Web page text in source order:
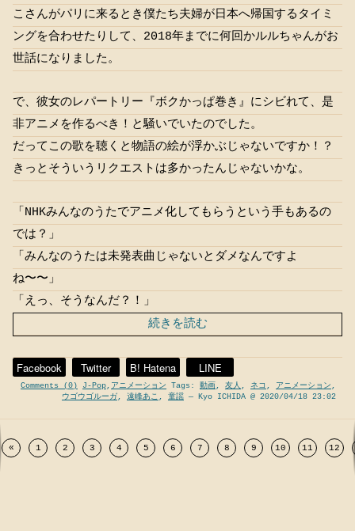
こさんがパリに来るとき僕たち夫婦が日本へ帰国するタイミ
ングを合わせたりして、2018年までに何回かルルちゃんがお
世話になりました。
で、彼女のレパートリー『ボクかっぱ巻き』にシビれて、是
非アニメを作るべき！と騒いでいたのでした。
だってこの歌を聴くと物語の絵が浮かぶじゃないですか！？
きっとそういうリクエストは多かったんじゃないかな。
「NHKみんなのうたでアニメ化してもらうという手もあるの
では？」
「みんなのうたは未発表曲じゃないとダメなんですよ
ね〜〜」
「えっ、そうなんだ？！」
続きを読む
Facebook Twitter B! Hatena LINE
Comments (0) J-Pop, アニメーション Tags: 動画 , 友人 , ネコ , アニメーション ,
ウゴウゴルーガ, 遠峰あこ , 童謡 — Kyo ICHIDA @ 2020/04/18 23:02
« 1 2 3 4 5 6 7 8 9 10 11 12